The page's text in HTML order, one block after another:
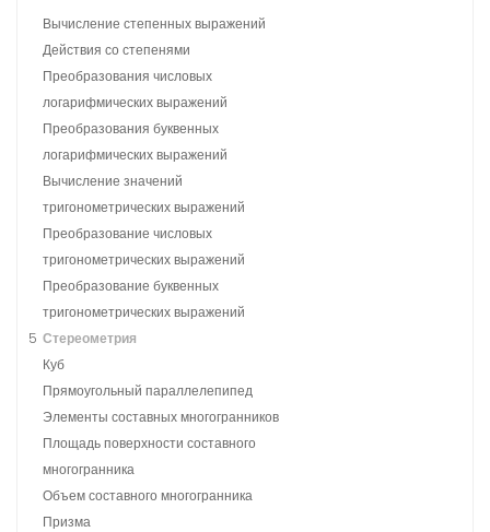
Вычисление степенных выражений
Действия со степенями
Преобразования числовых
логарифмических выражений
Преобразования буквенных
логарифмических выражений
Вычисление значений
тригонометрических выражений
Преобразование числовых
тригонометрических выражений
Преобразование буквенных
тригонометрических выражений
5 Стереометрия
Куб
Прямоугольный параллелепипед
Элементы составных многогранников
Площадь поверхности составного
многогранника
Объем составного многогранника
Призма